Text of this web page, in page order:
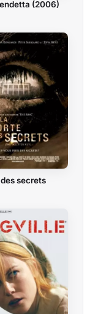
(2006)
secrets